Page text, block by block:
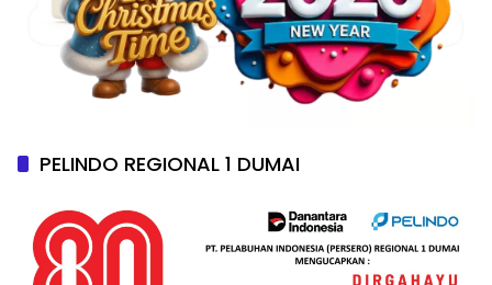
PELINDO REGIONAL 1 DUMAI